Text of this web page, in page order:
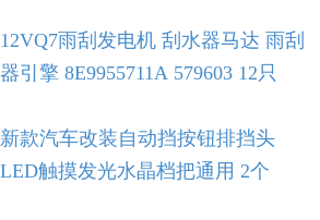
12VQ7雨刮发电机 刮水器马达 雨刮
器引擎 8E9955711A 579603 12只
新款汽车改装自动挡按钮排挡头
LED触摸发光水晶档把通用 2个